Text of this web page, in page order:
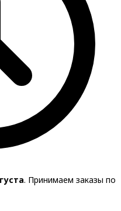
. Принимаем заказы по